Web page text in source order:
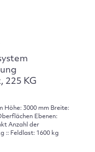
225 KG
Höhe: 3000 mm Breite:
Ebenen:
Anzahl der
:: Feldlast: 1600 kg